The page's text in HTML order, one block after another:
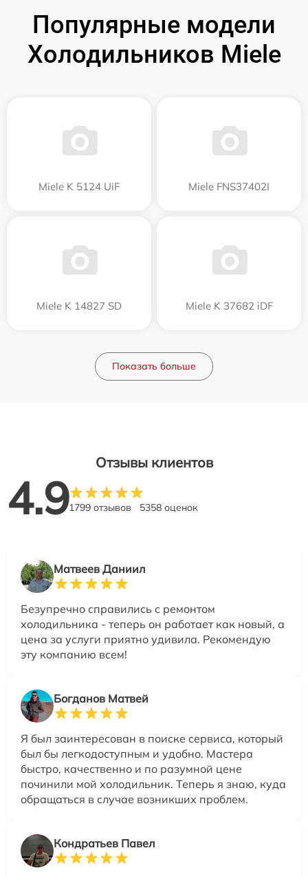
Популярные модели
Холодильников Miele
Miele K 5124 UiF Miele FNS37402I
Miele K 14827 SD Miele K 37682 iDF
Показать больше
Отзывы клиентов
4.91799 отзывов 5358 оценок
Матвеев Даниил
Безупречно справились с ремонтом
холодильника - теперь он работает как новый, а
цена за услуги приятно удивила. Рекомендую
эту компанию всем!
Богданов Матвей
Я был заинтересован в поиске сервиса, который
был бы легкодоступным и удобно. Мастера
быстро, качественно и по разумной цене
починили мой холодильник. Теперь я знаю, куда
обращаться в случае возникших проблем.
Кондратьев Павел